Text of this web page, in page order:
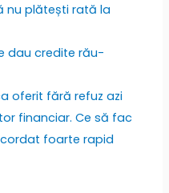
nu plătești rată la
dau credite rău-
oferit fără refuz azi
financiar. Ce să fac
foarte rapid